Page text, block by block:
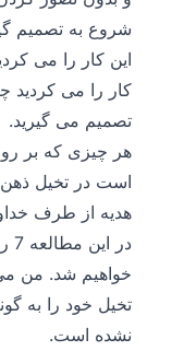
شروع به تصمیم
این کار را می
کار را می کردید
تصمیم می گیرید.
هر چیزی که بر
است در تخیل
هدیه از طرف
خواهیم شد. من
تخیل خود را به
نشده است.